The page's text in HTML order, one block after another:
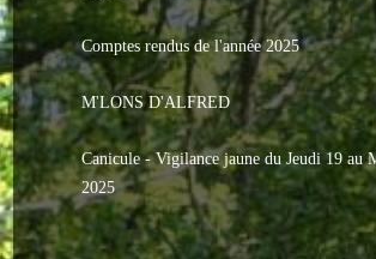
Le conseil municipal
Les élus
Les commissions
Les comptes rendus
Le personnel communal
Comptes rendus de l'année 2025
M'LONS D'ALFRED
Canicule - Vigilance jaune du Jeudi 19 au
2025